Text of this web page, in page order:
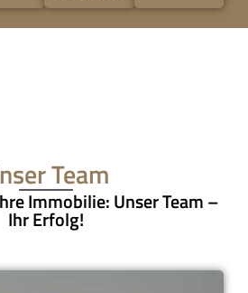
Team
Immobilie: Unser Team –
Ihr Erfolg!